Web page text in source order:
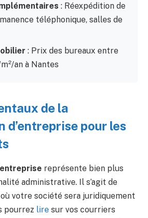
: Réexpédition de
téléphonique, salles de
: Prix des bureaux entre
an à Nantes
de la
d’entreprise pour les
représente bien plus
administrative. Il s’agit de
votre société sera juridiquement
pourrez lire sur vos courriers